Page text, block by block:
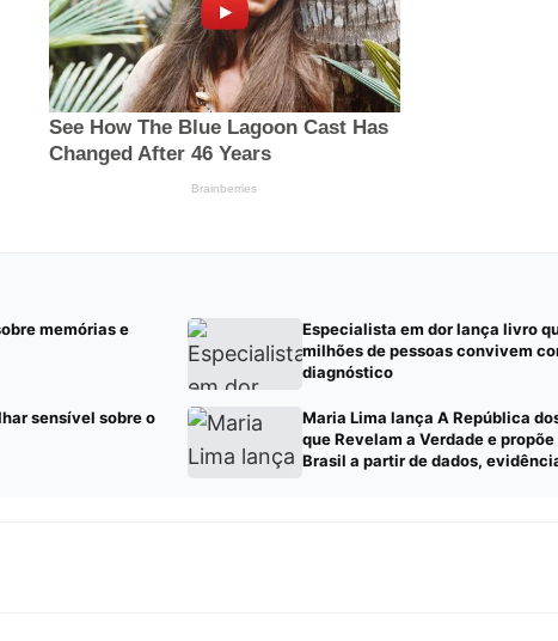
memórias e
Especialista em dor lança livro
milhões de pessoas convivem
diagnóstico
sensível sobre o
Maria Lima lança A República
que Revelam a Verdade e
Brasil a partir de dados,